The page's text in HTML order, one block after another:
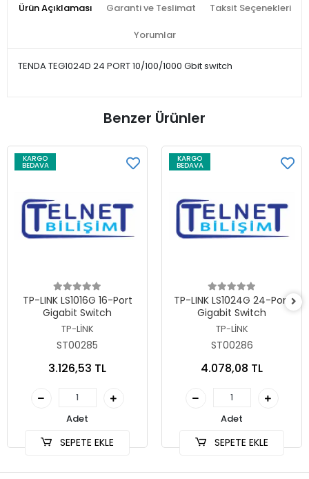
Ürün Açıklaması Garanti ve Teslimat Taksit Seçenekleri
Yorumlar
TENDA TEG1024D 24 PORT 10/100/1000 Gbit switch
Benzer Ürünler
KARGO
BEDAVA
Sepete Ekle
TP-LINK LS1016G 16-Port
Gigabit Switch
TP-LİNK
ST00285
3.126,53 TL
Adet
SEPETE EKLE
KARGO
BEDAVA
Sepete Ekle
TP-LINK LS1024G 24-Port
Gigabit Switch
TP-LİNK
ST00286
4.078,08 TL
Adet
SEPETE EKLE